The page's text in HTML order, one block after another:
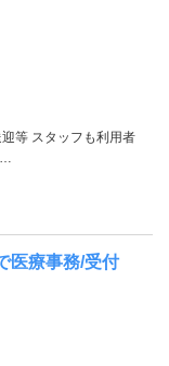
等 スタッフも利用者
医療事務/受付